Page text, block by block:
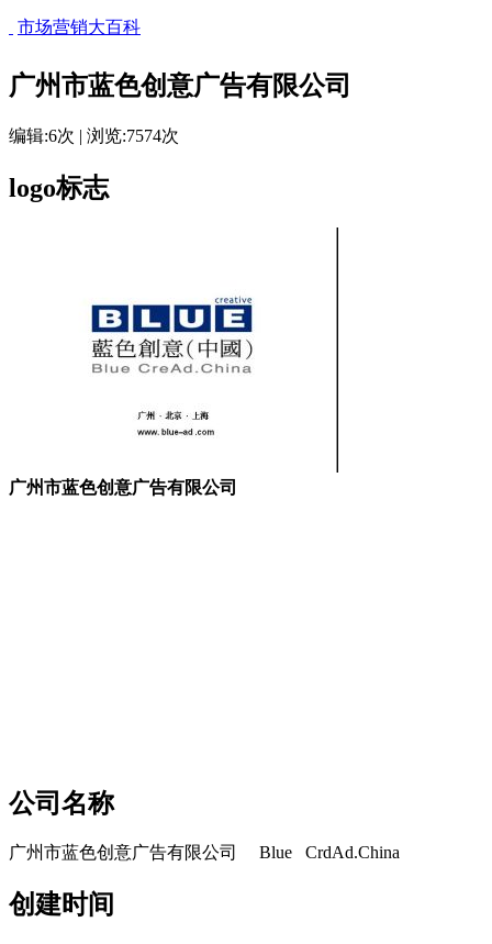
市场营销大百科
广州市蓝色创意广告有限公司
编辑:6次 | 浏览:7574次
logo标志
广州市蓝色创意广告有限公司
公司名称
广州市蓝色创意广告有限公司 Blue CrdAd.China
创建时间